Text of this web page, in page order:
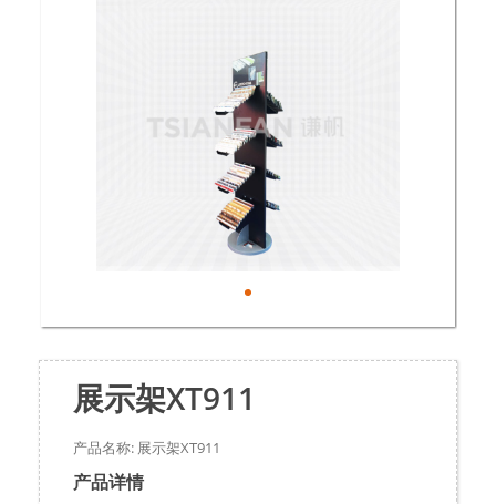
展示架XT911
产品名称: 展示架XT911
产品详情